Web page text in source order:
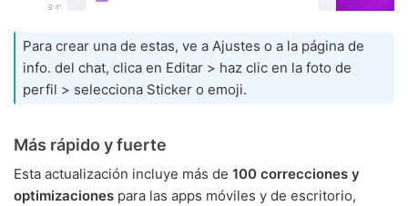
Para crear una de estas, ve a Ajustes o a la página de
info. del chat, clica en Editar > haz clic en la foto de
perfil > selecciona Sticker o emoji.
Más rápido y fuerte
Esta actualización incluye más de 100 correcciones y
optimizaciones para las apps móviles y de escritorio,